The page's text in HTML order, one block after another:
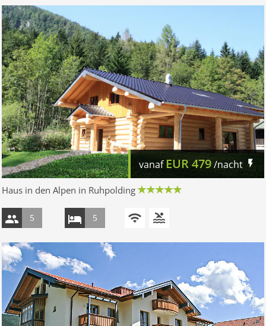
vanafEUR479/nacht
Haus in den Alpen in Ruhpolding
5 5